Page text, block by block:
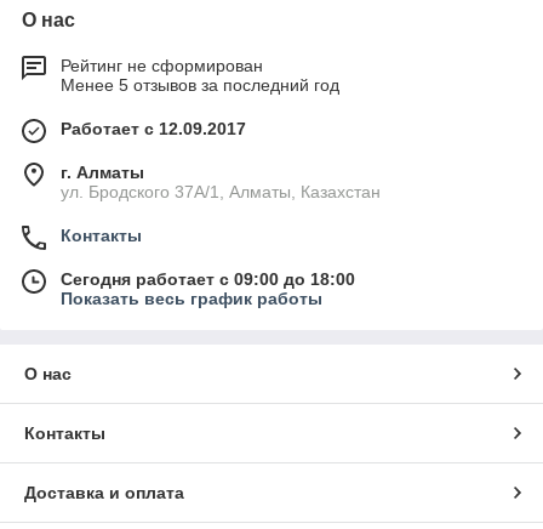
О нас
Рейтинг не сформирован
Менее 5 отзывов за последний год
Работает с 12.09.2017
г. Алматы
ул. Бродского 37А/1, Алматы, Казахстан
Контакты
Сегодня работает с 09:00 до 18:00
Показать весь график работы
О нас
Контакты
Доставка и оплата